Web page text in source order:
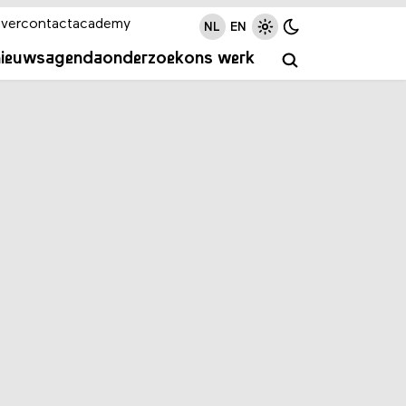
agendaonderzoekons werk
contact academy NL EN